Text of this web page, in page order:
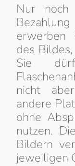
Nur
erwerben
des
Sie
nicht
andere
ohne
nutzen.
Bildern
jeweiligen